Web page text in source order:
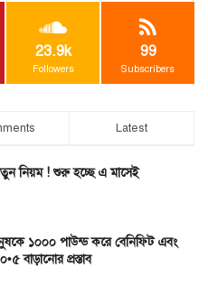
23.9k
Followers
99
Subscribers
Latest
নতুন নিয়ম ! শুরু হচ্ছে এ মাসেই
১০০০ পাউন্ড করে বেনিফিট এবং
বাড়ানোর প্রস্তাব